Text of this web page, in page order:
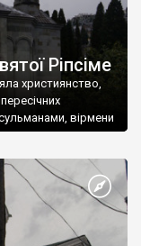
Ріпсіме
християнство,
вірмени